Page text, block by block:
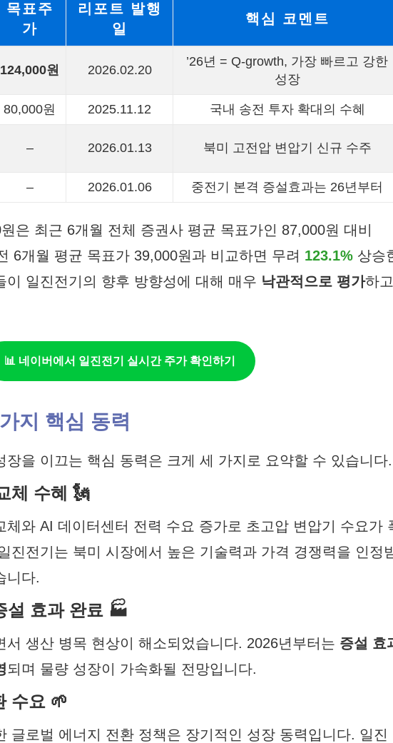
목표주
가
리포트 발행
일
핵심 코멘트
124,000원 2026.02.20
’26년 = Q-growth, 가장 빠르고 강한
성장
80,000원 2025.11.12 국내 송전 투자 확대의 수혜
– 2026.01.13 북미 고전압 변압기 신규 수주
– 2026.01.06 중전기 본격 증설효과는 26년부터
은 최근 6개월 전체 증권사 평균 목표가인 87,000원 대비
6개월 평균 목표가 39,000원과 비교하면 무려 123.1% 상승
이 일진전기의 향후 방향성에 대해 매우 낙관적으로 평가하고
📊 네이버에서 일진전기 실시간 주가 확인하기
지 핵심 동력
장을 이끄는 핵심 동력은 크게 세 가지로 요약할 수 있습니다.
체 수혜 🗽
체와 AI 데이터센터 전력 수요 증가로 초고압 변압기 수요가
진전기는 북미 시장에서 높은 기술력과 가격 경쟁력을 인정
니다.
효과 완료 🏭
서 생산 병목 현상이 해소되었습니다. 2026년부터는 증설 효
되며 물량 성장이 가속화될 전망입니다.
수요 🌱
글로벌 에너지 전환 정책은 장기적인 성장 동력입니다. 일진